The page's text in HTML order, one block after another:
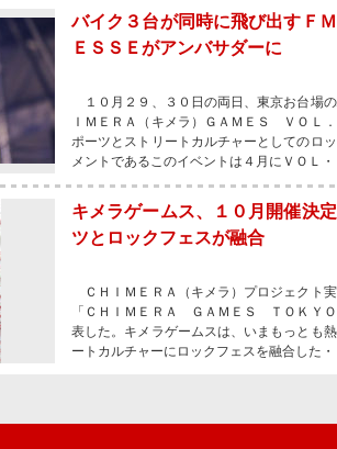
バイク３台が同時に飛び出すＦ
ＥＳＳＥがアンバサダーに
１０月２９、３０日の両日、東京お台場
ＩＭＥＲＡ（キメラ）ＧＡＭＥＳ ＶＯＬ
ポーツとストリートカルチャーとしてのロ
メントであるこのイベントは４月にＶＯＬ・
キメラゲームス、１０月開催決
ツとロックフェスが融合
ＣＨＩＭＥＲＡ（キメラ）プロジェクト
「ＣＨＩＭＥＲＡ ＧＡＭＥＳ ＴＯＫＹ
表した。キメラゲームスは、いまもっとも
ートカルチャーにロックフェスを融合した・